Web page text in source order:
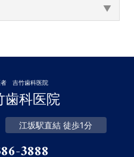
者 吉竹歯科医院
歯科医院
江坂駅直結 徒歩1分
3888